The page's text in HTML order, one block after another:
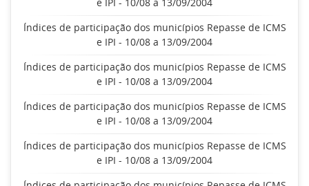
Índices de participação dos municípios Repasse de ICMS
e IPI - 10/08 a 13/09/2004
Índices de participação dos municípios Repasse de ICMS
e IPI - 10/08 a 13/09/2004
Índices de participação dos municípios Repasse de ICMS
e IPI - 10/08 a 13/09/2004
Índices de participação dos municípios Repasse de ICMS
e IPI - 10/08 a 13/09/2004